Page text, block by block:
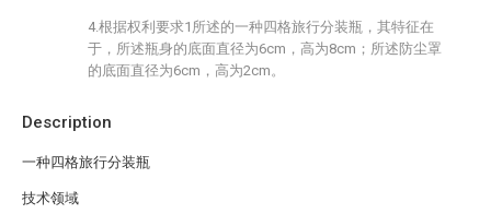
Description
一种四格旅行分装瓶
技术领域
4.根据权利要求1所述的一种四格旅行分装瓶，其特征在
于，所述瓶身的底面直径为6cm，高为8cm；所述防尘罩
的底面直径为6cm，高为2cm。